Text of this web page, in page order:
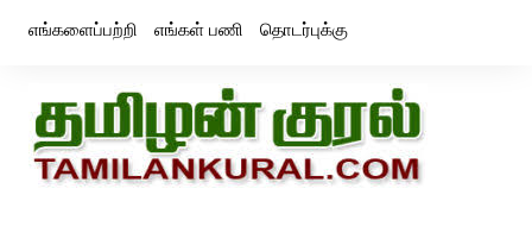
எங்களைப்பற்றி எங்கள் பணி தொடர்புக்கு